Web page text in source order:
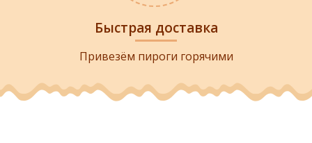
Быстрая доставка
Привезём пироги горячими